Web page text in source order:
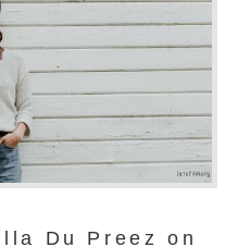
Du Preez on